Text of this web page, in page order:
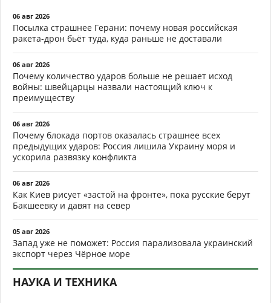
06 авг 2026
Посылка страшнее Герани: почему новая российская
ракета-дрон бьёт туда, куда раньше не доставали
06 авг 2026
Почему количество ударов больше не решает исход
войны: швейцарцы назвали настоящий ключ к
преимуществу
06 авг 2026
Почему блокада портов оказалась страшнее всех
предыдущих ударов: Россия лишила Украину моря и
ускорила развязку конфликта
06 авг 2026
Как Киев рисует «застой на фронте», пока русские берут
Бакшеевку и давят на север
05 авг 2026
Запад уже не поможет: Россия парализовала украинский
экспорт через Чёрное море
НАУКА И ТЕХНИКА